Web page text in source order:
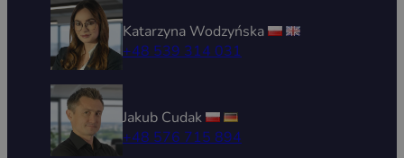
Katarzyna Wodzyńska
+48 539 314 031
Jakub Cudak
+48 576 715 894